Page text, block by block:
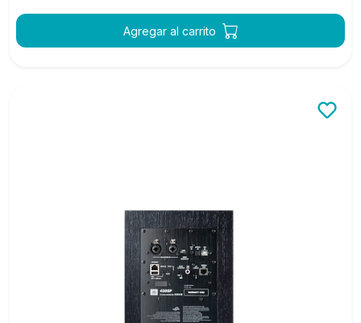
Agregar al carrito